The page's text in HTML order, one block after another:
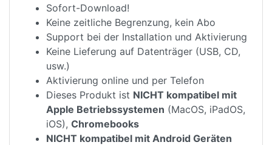
Sofort-Download!
Keine zeitliche Begrenzung, kein Abo
Support bei der Installation und Aktivierung
Keine Lieferung auf Datenträger (USB, CD,
usw.)
Aktivierung online und per Telefon
Dieses Produkt ist NICHT kompatibel mit
Apple Betriebssystemen (MacOS, iPadOS,
iOS), Chromebooks
NICHT kompatibel mit Android Geräten